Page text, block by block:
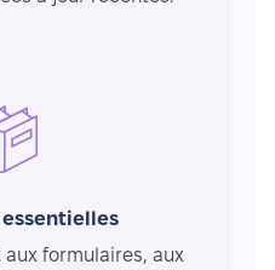
essentielles
formulaires, aux